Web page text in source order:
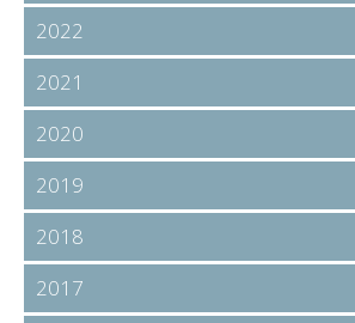
2022
2021
2020
2019
2018
2017